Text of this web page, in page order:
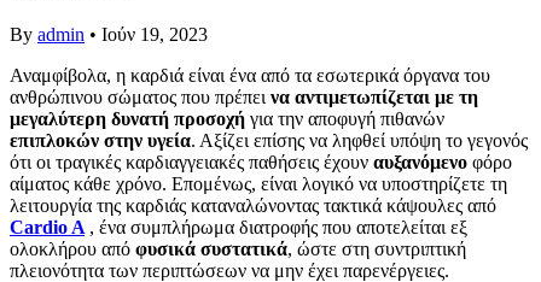
By admin • Ιούν 19, 2023
Αναμφίβολα, η καρδιά είναι ένα από τα εσωτερικά όργανα του
ανθρώπινου σώματος που πρέπει να αντιμετωπίζεται με τη
μεγαλύτερη δυνατή προσοχή για την αποφυγή πιθανών
επιπλοκών στην υγεία. Αξίζει επίσης να ληφθεί υπόψη το γεγονός
ότι οι τραγικές καρδιαγγειακές παθήσεις έχουν αυξανόμενο φόρο
αίματος κάθε χρόνο. Επομένως, είναι λογικό να υποστηρίζετε τη
λειτουργία της καρδιάς καταναλώνοντας τακτικά κάψουλες από
Cardio A , ένα συμπλήρωμα διατροφής που αποτελείται εξ
ολοκλήρου από φυσικά συστατικά, ώστε στη συντριπτική
πλειονότητα των περιπτώσεων να μην έχει παρενέργειες.